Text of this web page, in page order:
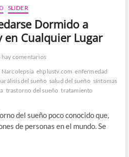
SLIDER
Dormido a
en Cualquier Lugar
hay comentarios
Narcolepsia ehplustv.com enfermedad
del sueño salud del sueño síntomas
trastorno del sueño tratamiento
del sueño poco conocido que,
de personas en el mundo. Se